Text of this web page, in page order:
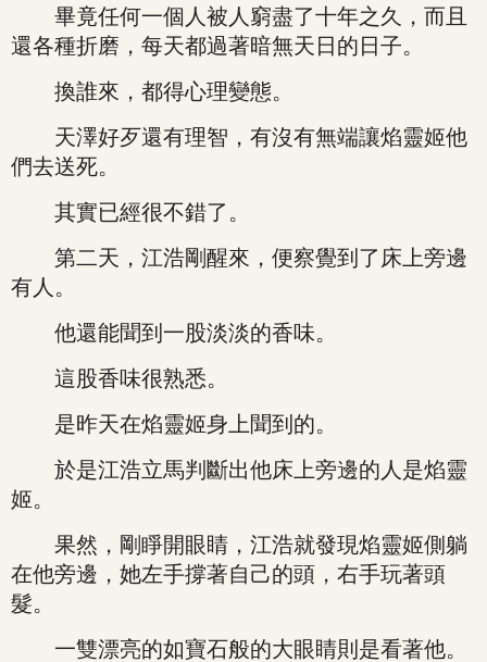
畢竟任何一個人被人窮盡了十年之久，而且
還各種折磨，每天都過著暗無天日的日子。
換誰來，都得心理變態。
天澤好歹還有理智，有沒有無端讓焰靈姬他
們去送死。
其實已經很不錯了。
第二天，江浩剛醒來，便察覺到了床上旁邊
有人。
他還能聞到一股淡淡的香味。
這股香味很熟悉。
是昨天在焰靈姬身上聞到的。
於是江浩立馬判斷出他床上旁邊的人是焰靈
姬。
果然，剛睜開眼睛，江浩就發現焰靈姬側躺
在他旁邊，她左手撐著自己的頭，右手玩著頭
髮。
一雙漂亮的如寶石般的大眼睛則是看著他。